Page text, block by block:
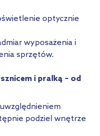
optycznie
wyposażenia i
sprzętów.
i pralką – od
podziel wnętrze